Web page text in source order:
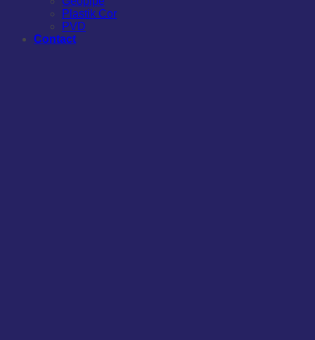
Plastik Cor
PVD
Contact